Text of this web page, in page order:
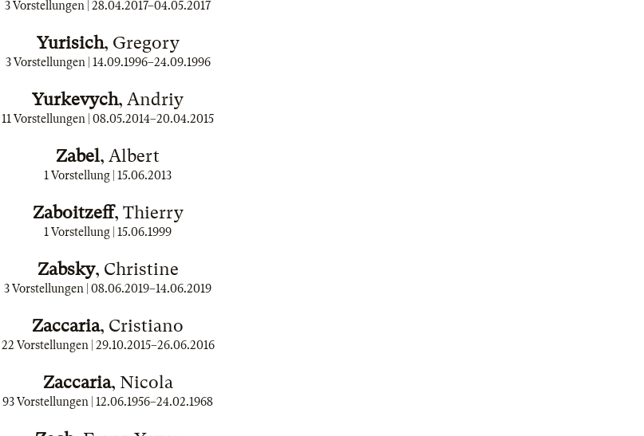
3 Vorstellungen | 28.04.2017–04.05.2017
Yurisich, Gregory
3 Vorstellungen | 14.09.1996–24.09.1996
Yurkevych, Andriy
11 Vorstellungen | 08.05.2014–20.04.2015
Zabel, Albert
1 Vorstellung | 15.06.2013
Zaboitzeff, Thierry
1 Vorstellung | 15.06.1999
Zabsky, Christine
3 Vorstellungen | 08.06.2019–14.06.2019
Zaccaria, Cristiano
22 Vorstellungen | 29.10.2015–26.06.2016
Zaccaria, Nicola
93 Vorstellungen | 12.06.1956–24.02.1968